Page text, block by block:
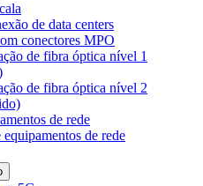
de data centers
conectores MPO
de fibra óptica nível 1
de fibra óptica nível 2
de rede
equipamentos de rede